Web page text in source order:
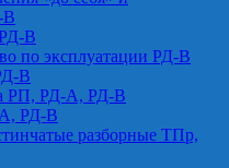
В
В
по эксплуатации РД-В
В
РП, РД-А, РД-В
РД-В
разборные ТПр,